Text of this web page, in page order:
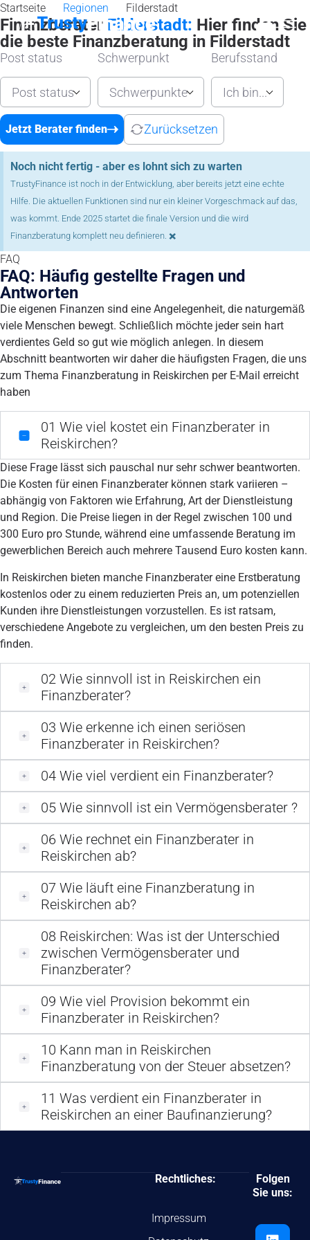
Startseite Regionen Filderstadt
Finanzberater Filderstadt: Hier finden Sie
die beste Finanzberatung in Filderstadt
Post status
Post status
Schwerpunkt
Schwerpunkte
Berufsstand
Ich bin...
Jetzt Berater finden Zurücksetzen
Noch nicht fertig - aber es lohnt sich zu warten
TrustyFinance ist noch in der Entwicklung, aber bereits jetzt eine echte
Hilfe. Die aktuellen Funktionen sind nur ein kleiner Vorgeschmack auf das,
was kommt. Ende 2025 startet die finale Version und die wird
Finanzberatung komplett neu definieren. ×
FAQ
FAQ: Häufig gestellte Fragen und
Antworten
Die eigenen Finanzen sind eine Angelegenheit, die naturgemäß
viele Menschen bewegt. Schließlich möchte jeder sein hart
verdientes Geld so gut wie möglich anlegen. In diesem
Abschnitt beantworten wir daher die häufigsten Fragen, die uns
zum Thema Finanzberatung in Reiskirchen per E-Mail erreicht
haben
01 Wie viel kostet ein Finanzberater in
Reiskirchen?
Diese Frage lässt sich pauschal nur sehr schwer beantworten.
Die Kosten für einen Finanzberater können stark variieren –
abhängig von Faktoren wie Erfahrung, Art der Dienstleistung
und Region. Die Preise liegen in der Regel zwischen 100 und
300 Euro pro Stunde, während eine umfassende Beratung im
gewerblichen Bereich auch mehrere Tausend Euro kosten kann.
In Reiskirchen bieten manche Finanzberater eine Erstberatung
kostenlos oder zu einem reduzierten Preis an, um potenziellen
Kunden ihre Dienstleistungen vorzustellen. Es ist ratsam,
verschiedene Angebote zu vergleichen, um den besten Preis zu
finden.
02 Wie sinnvoll ist in Reiskirchen ein
Finanzberater?
03 Wie erkenne ich einen seriösen
Finanzberater in Reiskirchen?
04 Wie viel verdient ein Finanzberater?
05 Wie sinnvoll ist ein Vermögensberater ?
06 Wie rechnet ein Finanzberater in
Reiskirchen ab?
07 Wie läuft eine Finanzberatung in
Reiskirchen ab?
08 Reiskirchen: Was ist der Unterschied
zwischen Vermögensberater und
Finanzberater?
09 Wie viel Provision bekommt ein
Finanzberater in Reiskirchen?
10 Kann man in Reiskirchen
Finanzberatung von der Steuer absetzen?
11 Was verdient ein Finanzberater in
Reiskirchen an einer Baufinanzierung?
Rechtliches:
Impressum
Folgen
Sie uns: